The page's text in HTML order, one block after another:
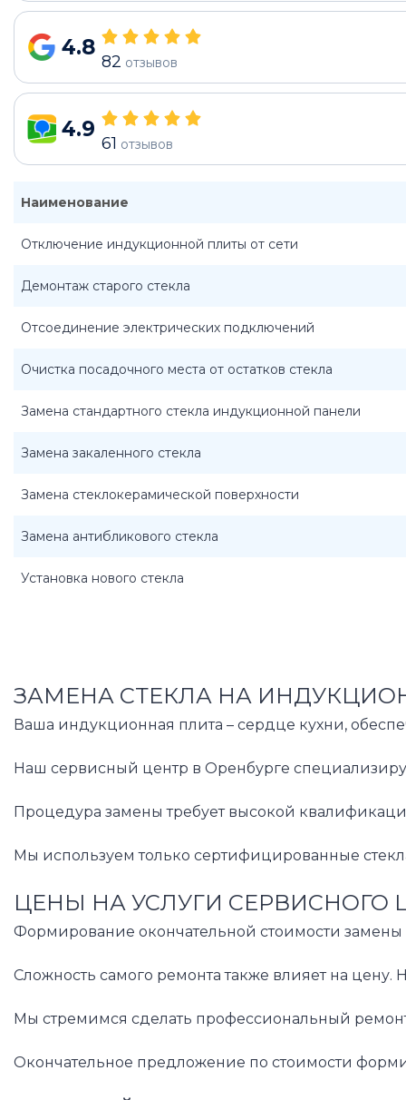
4.8
82 отзывов
4.9
61 отзывов
Наименование
Отключение индукционной плиты от сети
Демонтаж старого стекла
Отсоединение электрических подключений
Очистка посадочного места от остатков стекла
Замена стандартного стекла индукционной панели
Замена закаленного стекла
Замена стеклокерамической поверхности
Замена антибликового стекла
Установка нового стекла
ЗАМЕНА СТЕКЛА НА
Ваша индукционная плита – сердце кухни,
Наш сервисный центр в Оренбурге
Процедура замены требует высокой
Мы используем только сертифицированные
ЦЕНЫ НА УСЛУГИ СЕРВИСНОГО
Формирование окончательной стоимости
Сложность самого ремонта также влияет на
Мы стремимся сделать профессиональный
Окончательное предложение по стоимости